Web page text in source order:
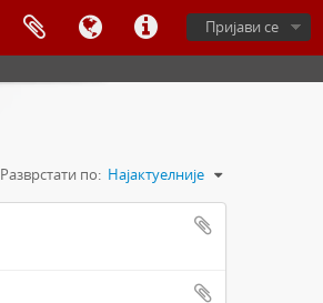
Пријави се
Разврстати по: Најактуелније